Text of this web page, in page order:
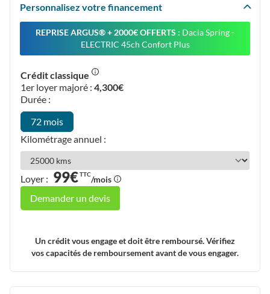
Personnalisez votre financement
REPRISE ARGUS®️ + 2000€ OFFERTS : Dacia Spring -
ELECTRIC 45ch Confort Plus
Crédit classique
1er loyer majoré : 4,300€
Durée :
72 mois
Kilométrage annuel :
Loyer : 99€TTC/mois
Demander un devis
Un crédit vous engage et doit être remboursé. Vérifiez
vos capacités de remboursement avant de vous engager.